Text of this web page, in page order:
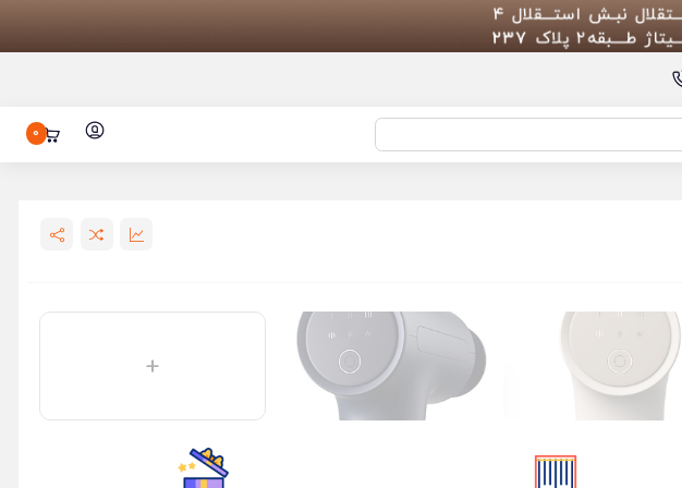
محصولات پیشنهادی
برس اصلی جارو رباتیک شیائومی S1۰
ماساژور تفنگی شیائومی مدل Massage
0